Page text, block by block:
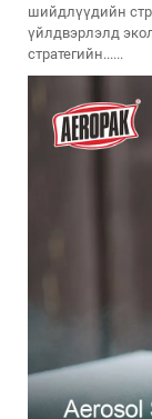
шийдлүүдийн
үйлдвэрлэлд
стратегийн......